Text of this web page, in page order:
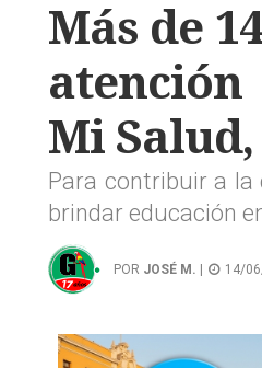
Más de
Mi
Para contribuir a la
brindar educación
POR JOSÉ M. 14/